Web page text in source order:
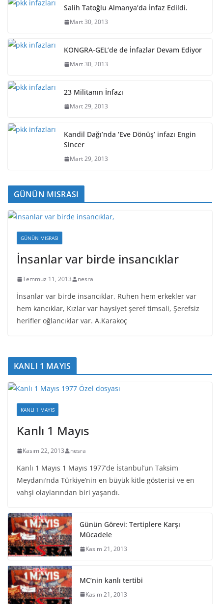
Salih Tatoğlu Almanya’da İnfaz Edildi.
Mart 30, 2013
KONGRA-GEL’de de İnfazlar Devam Ediyor
Mart 30, 2013
23 Militanın İnfazı
Mart 29, 2013
Kandil Dağı’nda ‘Eve Dönüş’ infazı Engin
Sincer
Mart 29, 2013
GÜNÜN MISRASI
GÜNÜN MISRASI
İnsanlar var birde insancıklar
Temmuz 11, 2013 nesra
İnsanlar var birde insancıklar, Ruhen hem erkekler var
hem kancıklar, Kızlar var haysiyet şeref timsali, Şerefsiz
herifler oğlancıklar var. A.Karakoç
KANLI 1 MAYIS
KANLI 1 MAYIS
Kanlı 1 Mayıs
Kasım 22, 2013 nesra
Kanlı 1 Mayıs 1 Mayıs 1977’de İstanbul’un Taksim
Meydanı’nda Türkiye’nin en büyük kitle gösterisi ve en
vahşi olaylarından biri yaşandı.
Günün Görevi: Tertiplere Karşı
Mücadele
Kasım 21, 2013
MC’nin kanlı tertibi
Kasım 21, 2013